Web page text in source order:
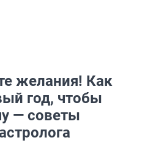
желания! Как
год, чтобы
— советы